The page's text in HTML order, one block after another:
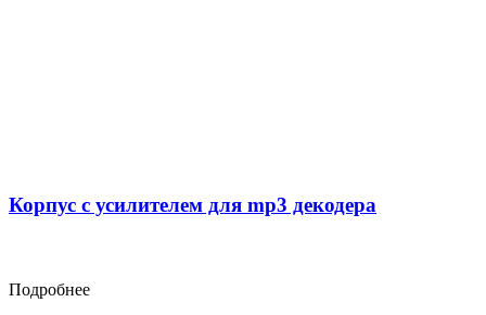
Корпус с усилителем для mp3 декодера
Подробнее